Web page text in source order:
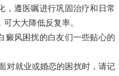
，遵医嘱进行巩固治疗和日常
大大降低反复率。
癜风困扰的白友们一些贴心的
对就业或婚恋的困扰时，请记